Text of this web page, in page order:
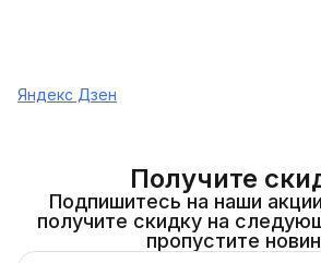
Яндекс Дзен
Получите
Подпишитесь на наши
получите скидку на
пропустите